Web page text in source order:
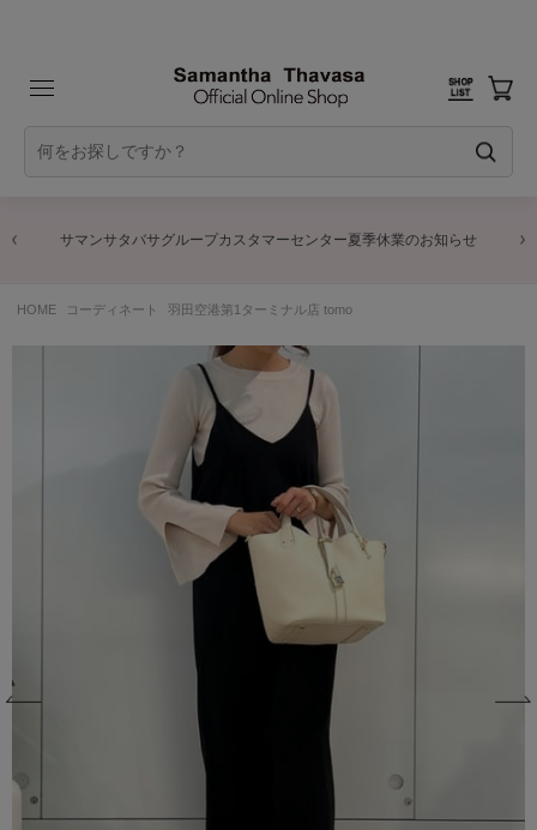
サマンサタバサグループカスタマーセンター夏季休業のお知らせ
HOME コーディネート 羽田空港第1ターミナル店 tomo